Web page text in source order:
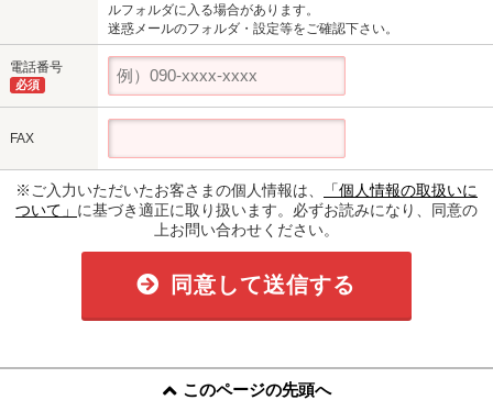
ルフォルダに入る場合があります。
迷惑メールのフォルダ・設定等をご確認下さい。
電話番号
必須
FAX
※ご入力いただいたお客さまの個人情報は、
「個人情報の取扱いに
ついて」 に基づき適正に取り扱います。必ずお読みになり、同意の
上お問い合わせください。
同意して送信する
このページの先頭へ